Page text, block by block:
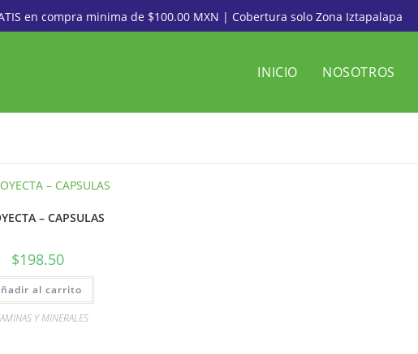
en compra minima de $100.00 MXN | Cobertura solo Zona Iztapalapa
INICIO NOSOTROS
– CAPSULAS
$198.50
al carrito
Y MINERALES